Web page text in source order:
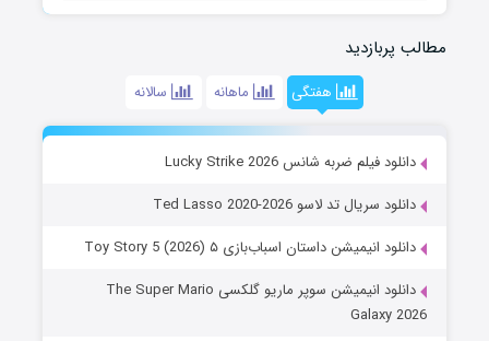
مطالب پربازدید
هفتگی ماهانه سالانه
دانلود فیلم ضربه شانس Lucky Strike 2026
دانلود سریال تد لاسو Ted Lasso 2020-2026
دانلود انیمیشن داستان اسباب‌بازی ۵ Toy Story 5 (2026)
دانلود انیمیشن سوپر ماریو گلکسی The Super Mario
Galaxy 2026